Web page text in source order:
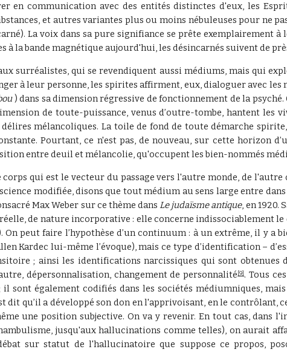
en communication avec des entités distinctes d'eux, les
et autres variantes plus ou moins nébuleuses pour ne
La voix dans sa pure signifiance se prête exemplairement
à la bande magnétique aujourd'hui, les désincarnés suivent de
surréalistes, qui se revendiquent aussi médiums, mais qui
à leur personne, les spirites affirment, eux, dialoguer avec
) dans sa dimension régressive de fonctionnement de la
de toute-puissance, venus d’outre-tombe, hantent
mélancoliques. La toile de fond de toute démarche
Pourtant, ce n'est pas, de nouveau, sur cette horizon
entre deuil et mélancolie, qu'occupent les bien-nommés
corps qui est le vecteur du passage vers l'autre monde, de
modifiée, disons que tout médium au sens large entre
Max Weber sur ce thème dansLe judaïsme antique, en 1920.
de nature incorporative : elle concerne indissociablement
On peut faire l’hypothèse d’un continuum : à un extrême, il y
Kardec lui-même l’évoque), mais ce type d’identification –
; ainsi les identifications narcissiques qui sont obtenues
dépersonnalisation, changement de personnalité [9] . Tous
sont également codifiés dans les sociétés médiumniques,
dit qu’il a développé son don en l'apprivoisant, en le
une position subjective. On va y revenir. En tout cas, dans
jusqu'aux hallucinations comme telles), on aurait
sur statut de l'hallucinatoire que suppose ce propos,